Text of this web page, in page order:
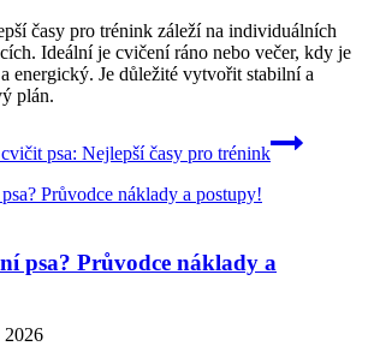
časy pro trénink záleží na individuálních
Ideální je cvičení ráno nebo večer, kdy je
energický. Je důležité vytvořit stabilní a
plán.
psa: Nejlepší časy pro trénink
psa? Průvodce náklady a
2026